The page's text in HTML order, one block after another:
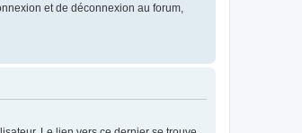
et de déconnexion au forum,